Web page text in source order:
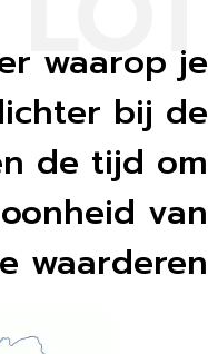
waarop je
bij de
de tijd om
van
waarderen